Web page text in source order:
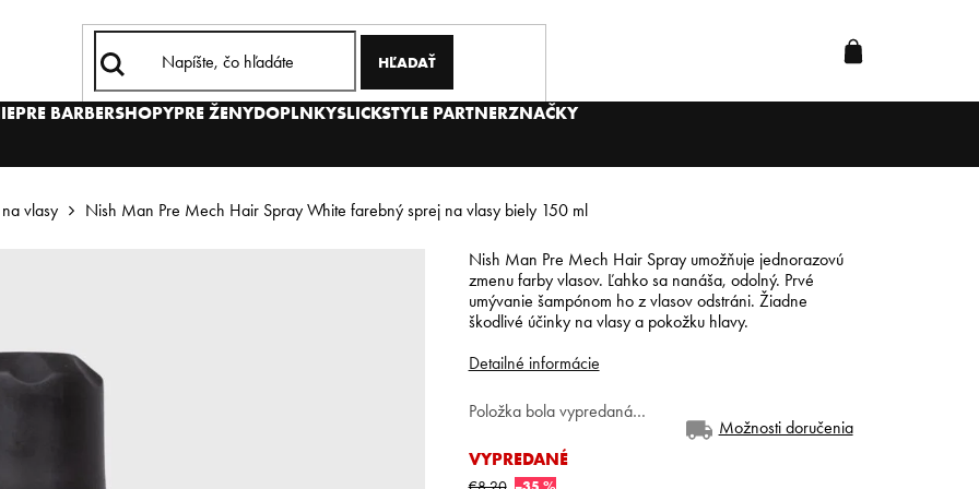
HĽADAŤ
PRE BARBERSHOPYPRE ŽENYDOPLNKYSLICKSTYLE PARTNERZNAČKY
vlasy Nish Man Pre Mech Hair Spray White farebný sprej na vlasy biely 150 ml
VYPREDANÉ
Možnosti doručenia
Položka bola vypredaná…
Nish Man Pre Mech Hair Spray umožňuje jednorazovú
zmenu farby vlasov. Ľahko sa nanáša, odolný. Prvé
umývanie šampónom ho z vlasov odstráni. Žiadne
škodlivé účinky na vlasy a pokožku hlavy.
Detailné informácie